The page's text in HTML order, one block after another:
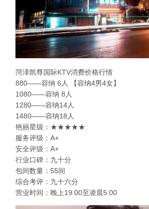
菏泽凯尊国际KTV消费价格行情
880——容纳 6人 【容纳4男4女】
1080——容纳 8人
1280——容纳14人
1480——容纳18人
艳丽星级：★★★★★
服务评级：A+
安全评级：A+
行业口碑：九十分
包间数量：55间
综合考评：九十六分
营业时间：晚上19:00至凌晨5:00